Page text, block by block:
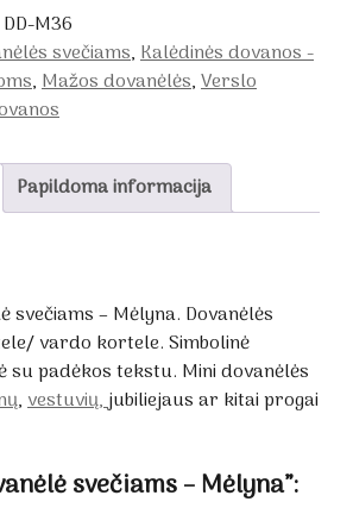
DD-M36
svečiams,Kalėdinės dovanos -
,Mažos dovanėlės,Verslo
Papildoma informacija
svečiams – Mėlyna. Dovanėlės
vardo kortele. Simbolinė
su padėkos tekstu. Mini dovanėlės
,vestuvių,jubiliejaus ar kitai progai
svečiams – Mėlyna”: